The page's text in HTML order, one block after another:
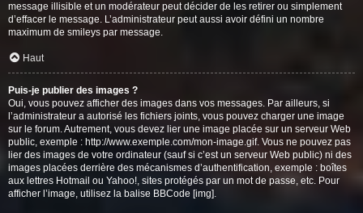
message illisible et un modérateur peut décider de les retirer ou simplement
d’effacer le message. L’administrateur peut aussi avoir défini un nombre
maximum de smileys par message.
Haut
Puis-je publier des images ?
Oui, vous pouvez afficher des images dans vos messages. Par ailleurs, si
l’administrateur a autorisé les fichiers joints, vous pouvez charger une image
sur le forum. Autrement, vous devez lier une image placée sur un serveur Web
public, exemple : http://www.exemple.com/mon-image.gif. Vous ne pouvez pas
lier des images de votre ordinateur (sauf si c’est un serveur Web public) ni des
images placées derrière des mécanismes d’authentification, exemple : boîtes
aux lettres Hotmail ou Yahoo!, sites protégés par un mot de passe, etc. Pour
afficher l’image, utilisez la balise BBCode [img].